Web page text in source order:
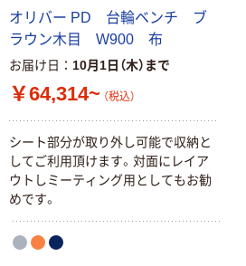
オリバー PD 台輪ベンチ ブ
ラウン木目 W900 布
お届け日 10月1日（木）まで
￥64,314~ （税込）
シート部分が取り外し可能で収納と
してご利用頂けます。対面にレイア
ウトしミーティング用としてもお勧
めです。
リサイクル100
芯あり FSC認
証